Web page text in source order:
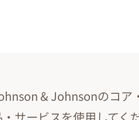
& Johnsonのコア
・サービスを使用してく